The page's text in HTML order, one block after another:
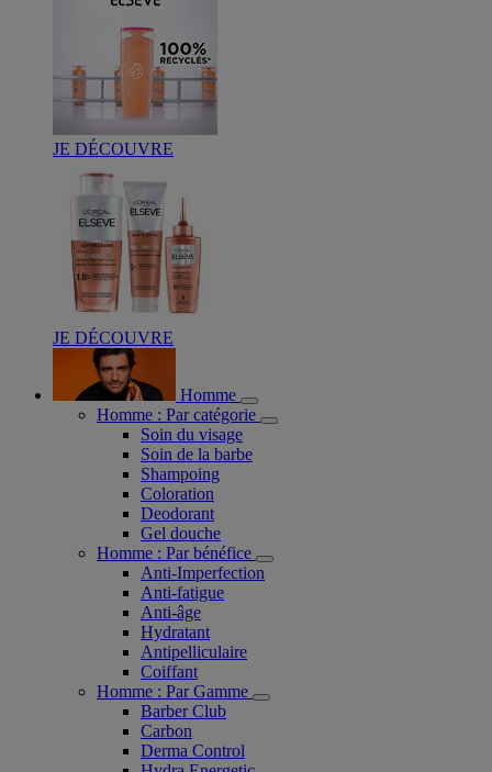
JE DÉCOUVRE
JE DÉCOUVRE
Homme
Homme : Par catégorie
Soin du visage
Soin de la barbe
Shampoing
Coloration
Deodorant
Gel douche
Homme : Par bénéfice
Anti-Imperfection
Anti-fatigue
Anti-âge
Hydratant
Antipelliculaire
Coiffant
Homme : Par Gamme
Barber Club
Carbon
Derma Control